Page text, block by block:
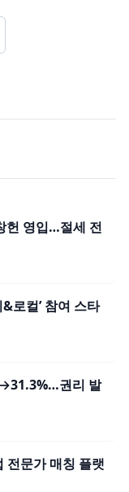
헌 영입…절세 전
로컬’ 참여 스타
권리 발
전문가 매칭 플랫